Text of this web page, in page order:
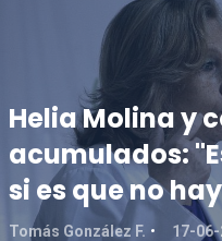
Helia Molina y
acumulados:
si es que no
Tomás González F. 17-